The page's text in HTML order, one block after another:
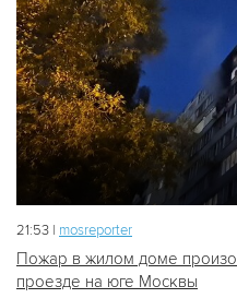
21:53 | mosreporter
Пожар в жилом доме
проезде на юге Москвы